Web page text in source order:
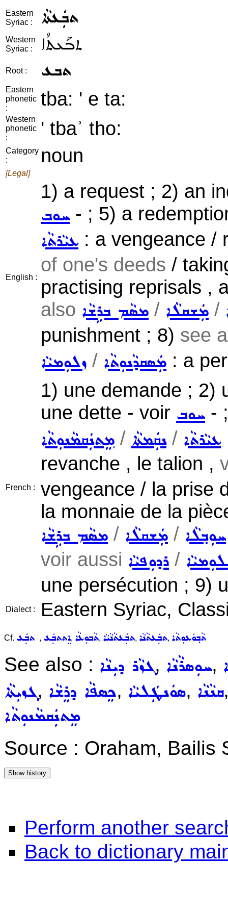
Eastern
Syriac :
ܬܒܲܥܬܵܐ
Western
Syriac :
ܬܒܰܥܬܳܐ
Root : ܬܒܥ
Eastern
phonetic
:
tba: ' e ta:
Western
phonetic
:
' tbaʾ tho:
Category
:
noun
[Legal]
English :
1) a request ; 2) an
ܚܘܒ - ; 5) a
ܥܝܵܪܬܵܐ : a vengeance /
of one's deeds /
practising reprisals ,
also ܡܣܵܡ ܒܪܹܫܵܐ / ܡܲܫܩܠܵܐ /
punishment ; 8) see
ܙܠܘܼܡܝܵܐ / ܡܲܣܩܕܵܢܘܼܬܵܐ : a
French :
1) une demande ; 2)
une dette - voir ܚܘܒ -
ܡܸܬܢܲܩܡܵܢܘܼܬܵܐ / ܢܩܲܡܬܵܐ/ ܥܝܵܪܬܵܐ
revanche , le talion ,
vengeance / la prise
la monnaie de la
ܡܣܵܡ ܒܪܹܫܵܐ / ܡܲܫܩܠܵܐ / ܚܘܼܒ݂ܠܵܐ
voir aussi ܪܕܘܼܦܝܵܐ /
une persécution ; 9)
Dialect : Eastern Syriac,
Cf. , ܐܸܬܬܒܲܥ, ܬܵܒܘܼܥܵܐ, ܬܒܲܥܬܵܢܵܝܵܐ, ܬܒܲܥܬܵܢܵܐ, ܬܵܒ݂ܘܿܥܘܼܬܵܐ
See also : ܓܙܵܪ ܕܝܼܢܵܐ, ܚܘܼܣܪܵܢܵܐ,
ܓܙܝܼܬܵܐ, ܟܸܣܦܵܐ ܕܪܸܫܵܐ, ܣܘܿܢܛܲܠܝܵܐ, ܩܢܵܢܵܐ
ܡܸܬܢܲܩܡܵܢܘܼܬܵܐ
Source : Oraham, Bailis
Perform another
Back to dictionary